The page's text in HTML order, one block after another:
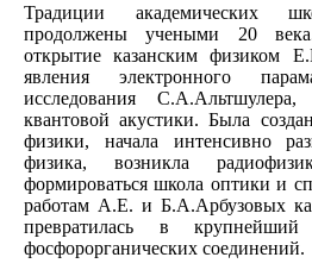
Традиции академических
продолжены учеными 20
открытие казанским физиком
явления электронного
исследования
квантовой акустики. Была
физики, начала интенсивно
физика, возникла
формироваться школа оптики и
работам А.Е. и Б.А.Арбузовых
превратилась в крупнейший
фосфорорганических соединений.